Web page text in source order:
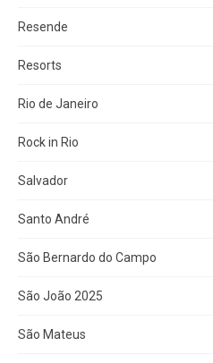
Resende
Resorts
Rio de Janeiro
Rock in Rio
Salvador
Santo André
São Bernardo do Campo
São João 2025
São Mateus